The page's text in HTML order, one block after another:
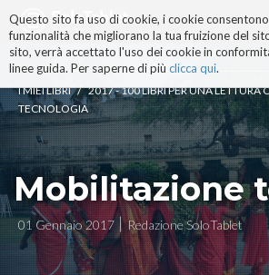
Questo sito fa uso di cookie, i cookie
funzionalità che migliorano la tua fruizione del
sito, verrà accettato l'uso dei cookie in
linee guida. Per saperne di più clicca qui.
ai
contenuti.
|
alla
navigazione
I MIEI LIBRI / 2017 - 100 LIBRI PER UNA LETTURA
TECNOLOGIA
Mobilitazione
01 Gennaio 2017 Redazione SoloTablet